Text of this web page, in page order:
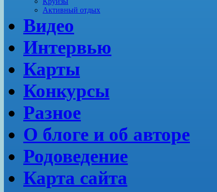
Активный отдых
Видео
Интервью
Карты
Конкурсы
Разное
О блоге и об авторе
Родоведение
Карта сайта